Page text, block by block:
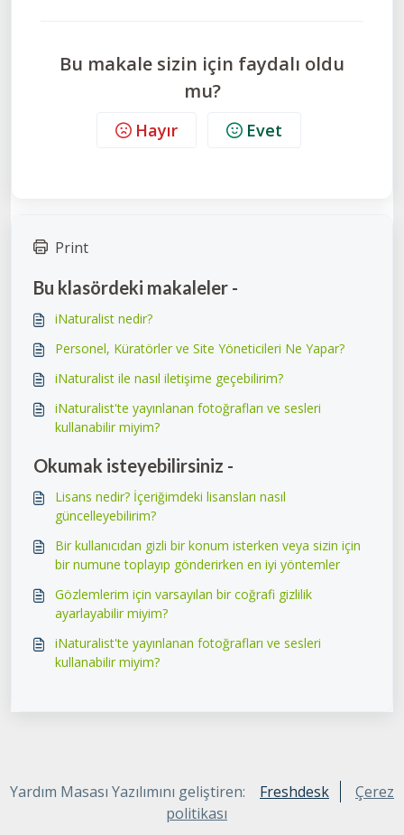
Bu makale sizin için faydalı oldu
mu?
Hayır Evet
Print
Bu klasördeki makaleler -
iNaturalist nedir?
Personel, Küratörler ve Site Yöneticileri Ne Yapar?
iNaturalist ile nasıl iletişime geçebilirim?
iNaturalist'te yayınlanan fotoğrafları ve sesleri
kullanabilir miyim?
Okumak isteyebilirsiniz -
Lisans nedir? İçeriğimdeki lisansları nasıl
güncelleyebilirim?
Bir kullanıcıdan gizli bir konum isterken veya sizin için
bir numune toplayıp gönderirken en iyi yöntemler
Gözlemlerim için varsayılan bir coğrafi gizlilik
ayarlayabilir miyim?
iNaturalist'te yayınlanan fotoğrafları ve sesleri
kullanabilir miyim?
Yardım Masası Yazılımını geliştiren: Freshdesk
Çerez
politikası